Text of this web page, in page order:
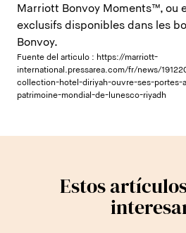
Marriott Bonvoy Moments™, ou
exclusifs disponibles dans les
Bonvoy.
Fuente del articulo : https://marriott-
international.pressarea.com/fr/news/
collection-hotel-diriyah-ouvre-ses-portes-
patrimoine-mondial-de-lunesco-riyadh
Estos